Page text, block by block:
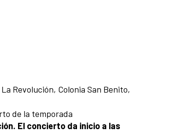
Revolución, Colonia San Benito,
de la temporada
El concierto da inicio a las